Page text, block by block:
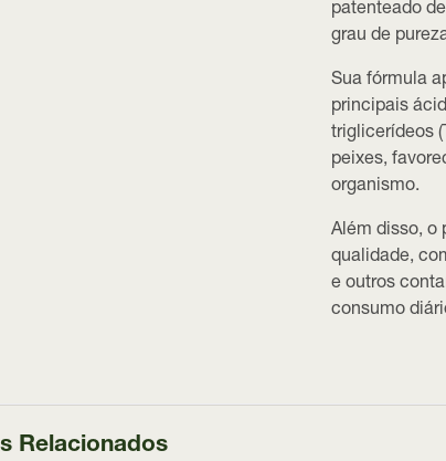
patenteado de
grau de
Sua fórmula
principais
triglicerídeos
peixes,
organismo.
Além disso, o
qualidade,
e outros
consumo
Relacionados